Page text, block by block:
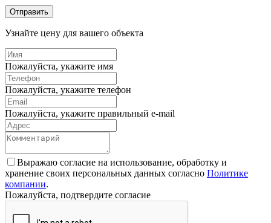
Отправить
Узнайте цену для вашего объекта
Пожалуйста, укажите имя
Пожалуйста, укажите телефон
Пожалуйста, укажите правильный e-mail
Выражаю согласие на использование, обработку и
хранение своих персональных данных согласно Политике
компании.
Пожалуйста, подтвердите согласие